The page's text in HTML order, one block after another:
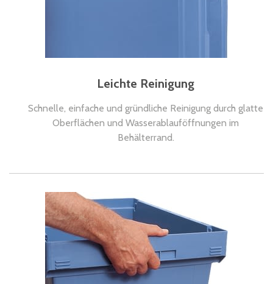
Leichte Reinigung
Schnelle, einfache und gründliche Reinigung durch glatte
Oberflächen und Wasserablauföffnungen im
Behälterrand.